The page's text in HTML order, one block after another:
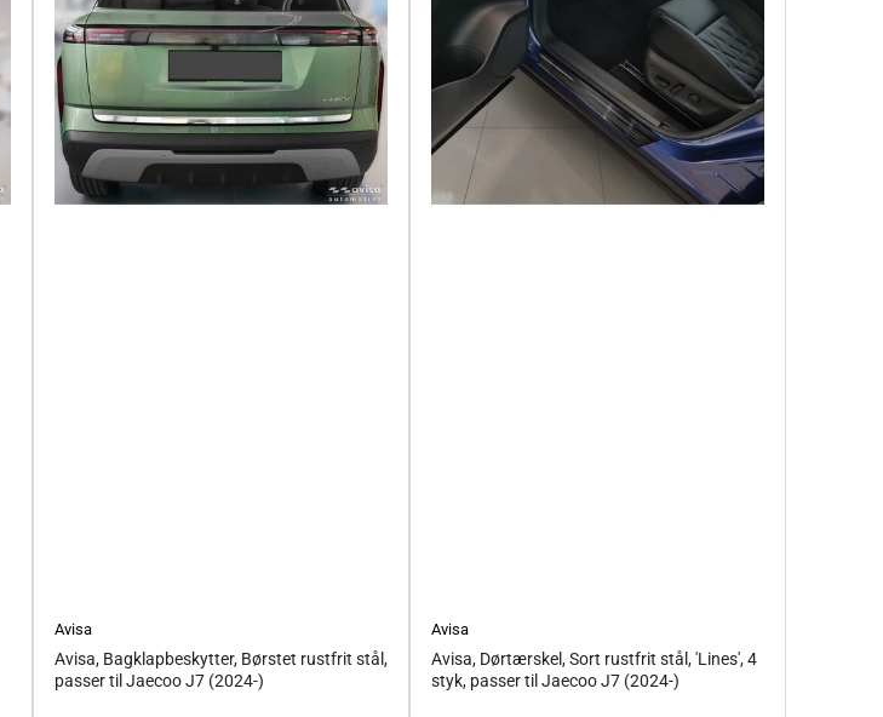
Avisa
Avisa, Bagklapbeskytter, Børstet rustfrit stål,
passer til Jaecoo J7 (2024-)
Avisa
Avisa, Dørtærskel, Sort rustfrit stål, 'Lines', 4
styk, passer til Jaecoo J7 (2024-)